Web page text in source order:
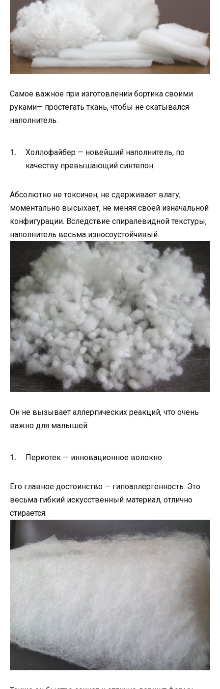
Самое важное при изготовлении бортика своими
руками— простегать ткань, чтобы не скатывался
наполнитель.
Холлофайбер — новейший наполнитель, по
качеству превышающий синтепон.
Абсолютно не токсичен, не сдерживает влагу,
моментально высыхает, не меняя своей изначальной
конфигурации. Вследствие спиралевидной текстуры,
наполнитель весьма износоустойчивый.
Он не вызывает аллергических реакций, что очень
важно для малышей.
Периотек — инновационное волокно.
Его главное достоинство — гипоаллергенность. Это
весьма гибкий искусственный материал, отлично
стирается.